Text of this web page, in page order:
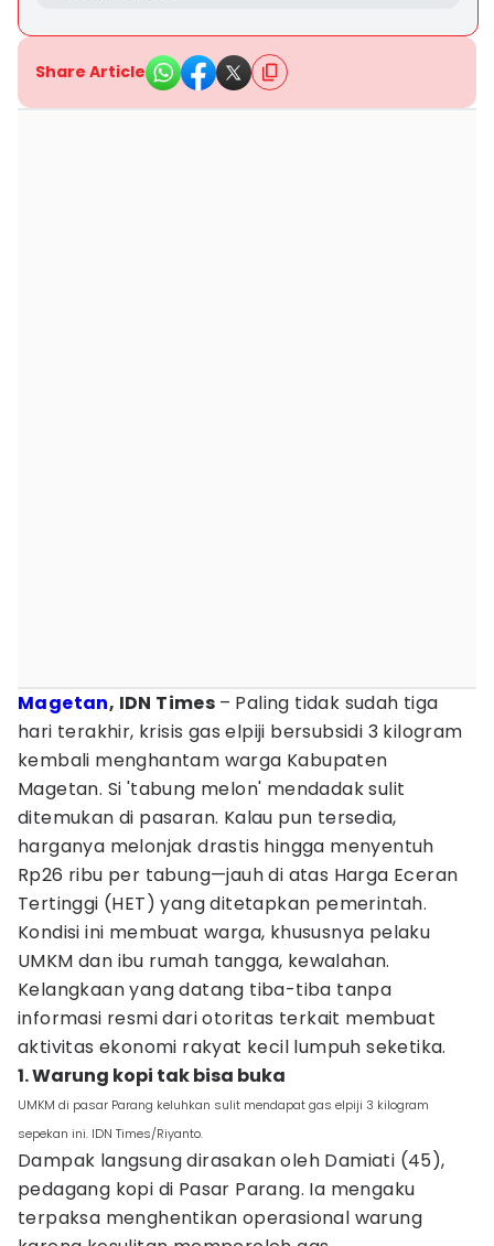
Share Article
Magetan, IDN Times – Paling tidak sudah tiga
hari terakhir, krisis gas elpiji bersubsidi 3 kilogram
kembali menghantam warga Kabupaten
Magetan. Si 'tabung melon' mendadak sulit
ditemukan di pasaran. Kalau pun tersedia,
harganya melonjak drastis hingga menyentuh
Rp26 ribu per tabung—jauh di atas Harga Eceran
Tertinggi (HET) yang ditetapkan pemerintah.
Kondisi ini membuat warga, khususnya pelaku
UMKM dan ibu rumah tangga, kewalahan.
Kelangkaan yang datang tiba-tiba tanpa
informasi resmi dari otoritas terkait membuat
aktivitas ekonomi rakyat kecil lumpuh seketika.
1. Warung kopi tak bisa buka
UMKM di pasar Parang keluhkan sulit mendapat gas elpiji 3 kilogram
sepekan ini. IDN Times/Riyanto.
Dampak langsung dirasakan oleh Damiati (45),
pedagang kopi di Pasar Parang. Ia mengaku
terpaksa menghentikan operasional warung